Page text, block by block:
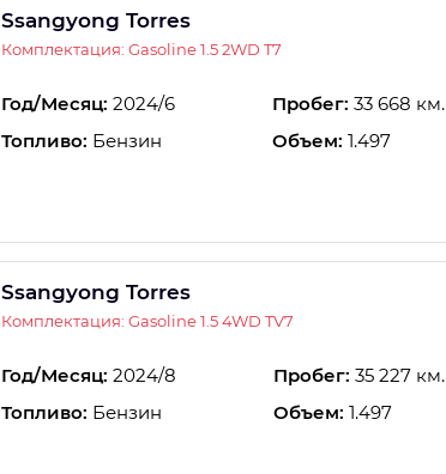
Ssangyong Torres
Комплектация: Gasoline 1.5 2WD T7
Год/Месяц: 2024/6 Пробег: 33 668 км.
Топливо: Бензин Объем: 1.497
Ssangyong Torres
Комплектация: Gasoline 1.5 4WD TV7
Год/Месяц: 2024/8 Пробег: 35 227 км.
Топливо: Бензин Объем: 1.497